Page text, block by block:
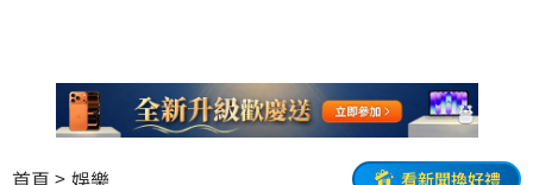
看新聞換好禮